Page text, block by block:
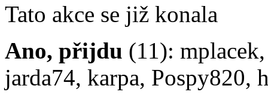
Tato akce se již konala
Ano, přijdu (11):
jarda74, karpa, Pospy820,